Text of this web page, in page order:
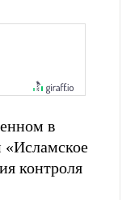
в
«Исламское
контроля